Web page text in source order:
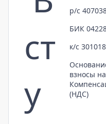
р/с
БИК
к/с
взносы
(НДС)